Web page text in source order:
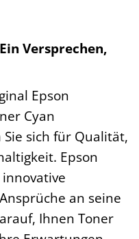
Versprechen,
Epson
Cyan
sich für Qualität,
Epson
an seine
Ihnen Toner